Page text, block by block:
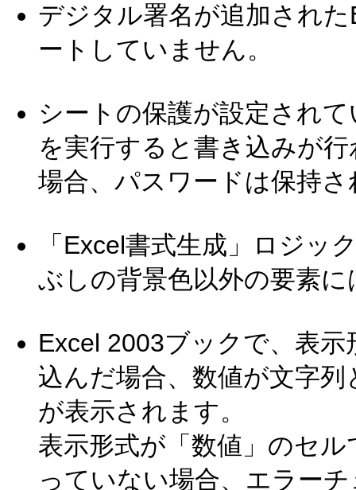
デジタル署名が追加され
ートしていません。
シートの保護が設定され
を実行すると書き込みが
場合、パスワードは保持
「Excel書式生成」ロジッ
ぶしの背景色以外の要素
Excel 2003ブックで、表
込んだ場合、数値が文字
が表示されます。
表示形式が「数値」のセ
っていない場合、エラー